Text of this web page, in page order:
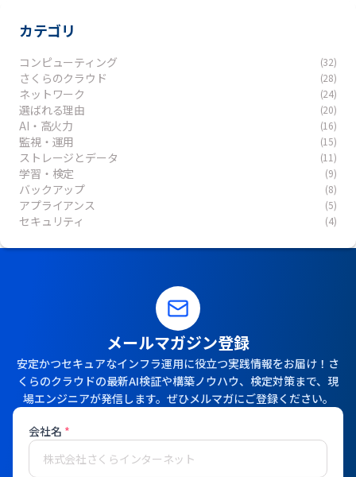
カテゴリ
コンピューティング (32)
さくらのクラウド (28)
ネットワーク (24)
選ばれる理由 (20)
AI・高火力 (16)
監視・運用 (15)
ストレージとデータ (11)
学習・検定 (9)
バックアップ (8)
アプライアンス (5)
セキュリティ (4)
メールマガジン登録
安定かつセキュアなインフラ運用に役立つ実践情報をお届け！さ
くらのクラウドの最新AI検証や構築ノウハウ、検定対策まで、現
場エンジニアが発信します。ぜひメルマガにご登録ください。
会社名 *